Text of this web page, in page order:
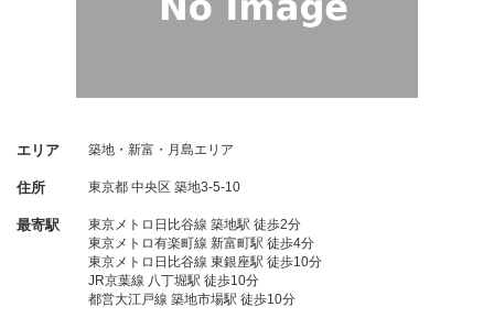
エリア 築地・新富・月島エリア
住所 東京都 中央区 築地3-5-10
最寄駅
東京メトロ日比谷線 築地駅 徒歩2分
東京メトロ有楽町線 新富町駅 徒歩4分
東京メトロ日比谷線 東銀座駅 徒歩10分
JR京葉線 八丁堀駅 徒歩10分
都営大江戸線 築地市場駅 徒歩10分